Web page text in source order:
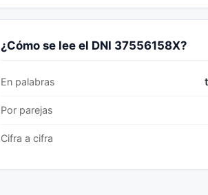
¿Cómo se lee el DNI 37556158X?
En palabras
Por parejas
Cifra a cifra